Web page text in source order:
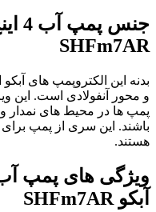
SHFm7AR
بدنه این الکتروپمپ های
و محور آنفولادی است. این
پمپ ها در محیط های نمدار
باشند. این سری از پمپ
هستند.
آبکو SHFm7AR